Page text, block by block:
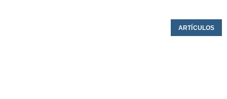
ARTÍCULOS